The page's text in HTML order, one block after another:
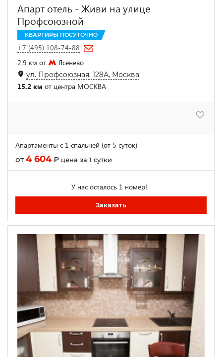
Апарт отель - Живи на улице
Профсоюзной
КВАРТИРЫ ПОСУТОЧНО
+7 (495) 108-74-88
2.9 км от
Ясенево
ул. Профсоюзная, 128А, Москва
15.2 км от центра МОСКВА
Апартаменты с 1 спальней (от 5 суток)
от4 604₽ цена за 1 сутки
У нас осталось 1 номер!
Заказать